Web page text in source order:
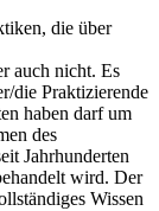
die über
auch nicht. Es
die Praktizierende
haben darf um
des
Jahrhunderten
wird. Der
Wissen